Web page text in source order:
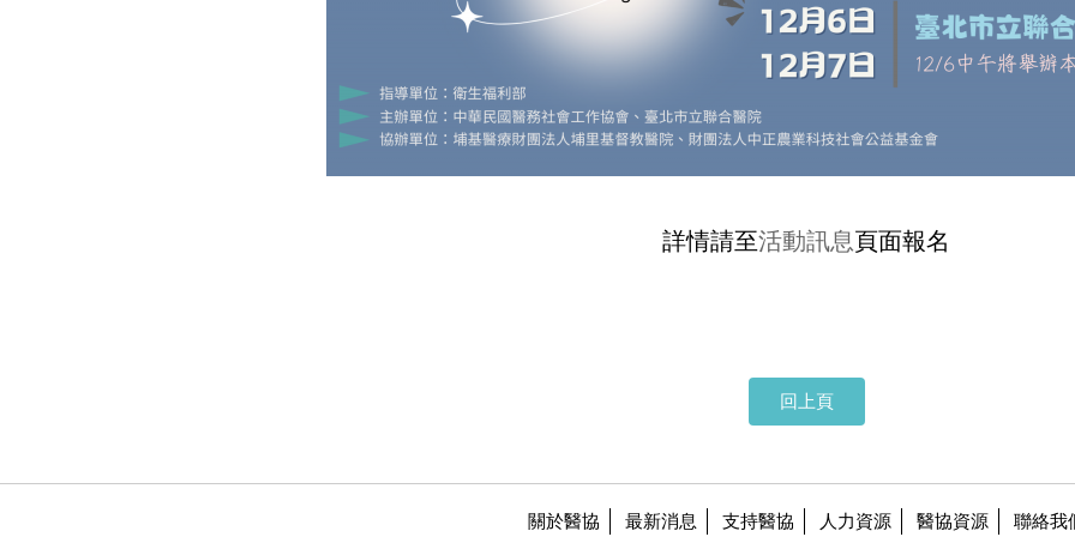
詳情請至活動訊息頁面報名
回上頁
關於醫協 最新消息 支持醫協 人力資源 醫協資源 聯絡我